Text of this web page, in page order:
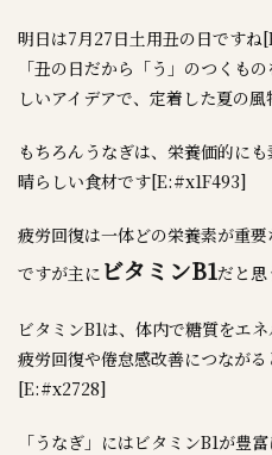
明日は7月27日土用丑の日です
「丑の日だから「う」のつくも
しいアイデアで、定着した夏の
もちろんうなぎは、栄養価的に
晴らしい食材です[E:#x1F493]
疲労回復は一体どの栄養素が重
ですが主に ビタミンB1だと思
ビタミンB1は、体内で糖質をエ
疲労回復や倦怠感改善につなが
[E:#x2728]
「うなぎ」にはビタミンB1が豊